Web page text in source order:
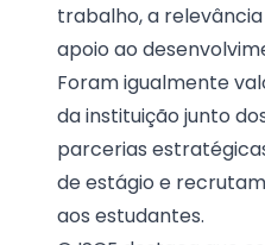
trabalho, a
apoio ao
Foram igualmente
da instituição junto
parcerias
de estágio e
aos estudantes.